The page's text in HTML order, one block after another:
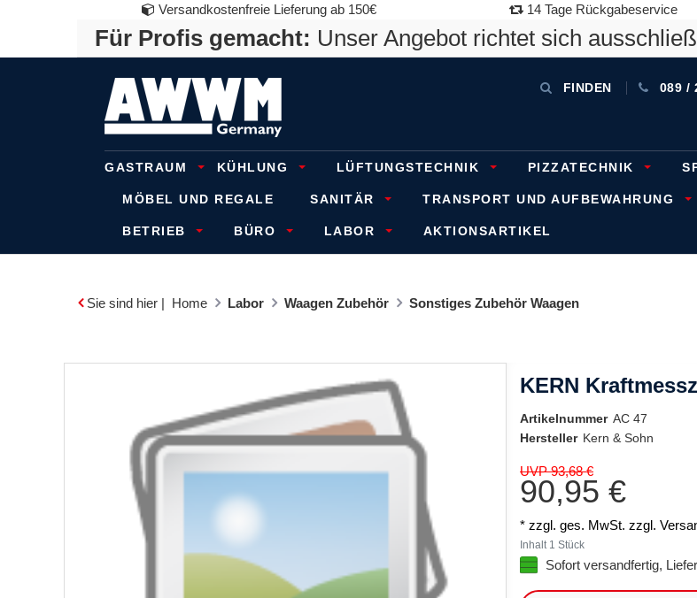
Versandkostenfreie Lieferung ab 150€ 14 Tage Rückgabeservice
Für Profis gemacht: Unser Angebot richtet sich
FINDEN 089 /
GASTRAUM KÜHLUNG LÜFTUNGSTECHNIK PIZZATECHNIK
MÖBEL UND REGALE SANITÄR TRANSPORT UND AUFBEWAHRUNG
BETRIEB BÜRO LABOR AKTIONSARTIKEL
Sie sind hier | Home Labor Waagen Zubehör Sonstiges Zubehör Waagen
KERN
Artikelnummer AC 47
Hersteller Kern & Sohn
UVP 93,68 €
90,95 €
* zzgl. ges. MwSt. zzgl.
Inhalt 1 Stück
Sofort versandfertig,